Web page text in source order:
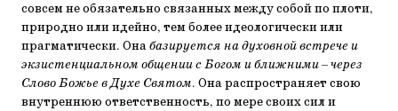
совсем не обязательно связанных между со­бой по плоти,
природно или идейно, тем более идеологиче­ски или
прагматически. Онабазируется на духовной встрече и
экзистенциальном общении с Богом и ближними – через
Слово Бо­жье в Духе Святом. Она распространяет свою
внутреннюю ответственность, по мере своих сил и